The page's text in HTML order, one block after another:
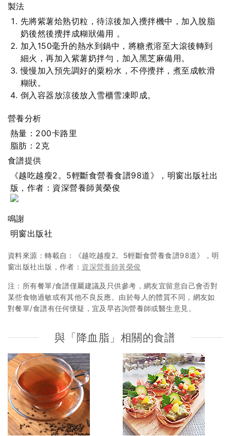
製法
先將紫薯烚熟切粒，待涼後加入攪拌機中，加入脫脂
奶後然後攪拌成糊狀備用 。
加入150毫升的熱水到鍋中，將糖煮溶至大滾後轉到
細火，再加入紫薯奶拌勻，加入黑芝麻備用。
慢慢加入預先調好的粟粉水，不停攪拌，煮至成軟滑
糊狀。
倒入容器放涼後放入雪櫃雪凍即成。
營養分析
熱量：200卡路里
脂肪：2克
食譜提供
《越吃越瘦2。5輕斷食營養食譜98道》，明窗出版社出
版，作者：資深營養師黃榮俊
鳴謝
明窗出版社
資料來源：轉載自：《越吃越瘦2。5輕斷食營養食譜98道》，明
窗出版社出版，作者： 資深營養師黃榮俊
注：所有餐單/食譜僅屬建議及只供參考，網友宜留意自己會否對
某些食物過敏或有其他不良反應。由於每人的體質不同，網友如
對餐單/食譜有任何懷疑，宜及早咨詢營養師或醫生意見。
與「降血脂」相關的食譜